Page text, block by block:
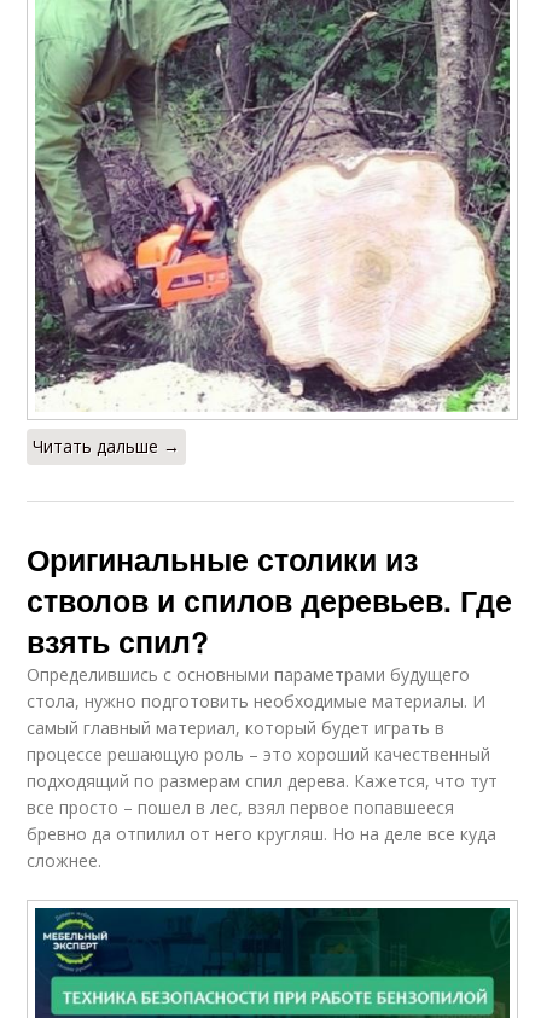
Читать дальше →
Оригинальные столики из
стволов и спилов деревьев. Где
взять спил?
Определившись с основными параметрами будущего
стола, нужно подготовить необходимые материалы. И
самый главный материал, который будет играть в
процессе решающую роль – это хороший качественный
подходящий по размерам спил дерева. Кажется, что тут
все просто – пошел в лес, взял первое попавшееся
бревно да отпилил от него кругляш. Но на деле все куда
сложнее.